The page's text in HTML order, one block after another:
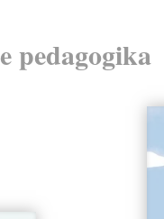
pedagogika